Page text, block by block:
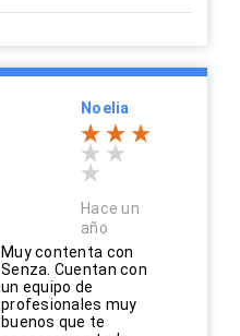
Noelia
Hace un
año
Muy contenta con
Senza. Cuentan con
un equipo de
profesionales muy
buenos que te